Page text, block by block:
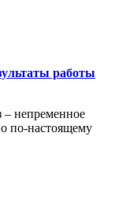
работы
– непременное
по-настоящему